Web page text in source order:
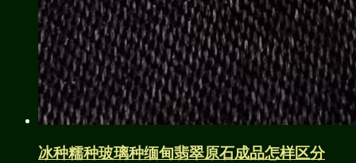
冰种糯种玻璃种缅甸翡翠原石成品怎样区分